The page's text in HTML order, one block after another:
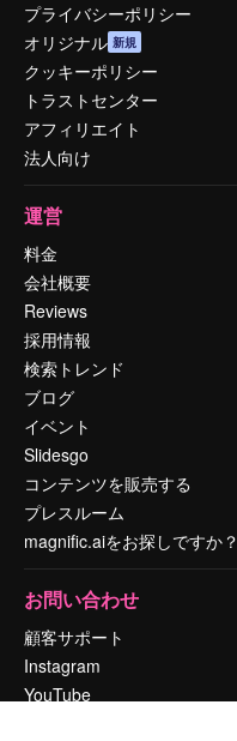
プライバシーポリシー
オリジナル 新規
クッキーポリシー
トラストセンター
アフィリエイト
法人向け
運営
料金
会社概要
Reviews
採用情報
検索トレンド
ブログ
イベント
Slidesgo
コンテンツを販売する
プレスルーム
magnific.aiをお探しですか？
お問い合わせ
顧客サポート
Instagram
YouTube